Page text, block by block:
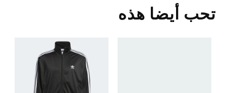
تحب أيضا هذه